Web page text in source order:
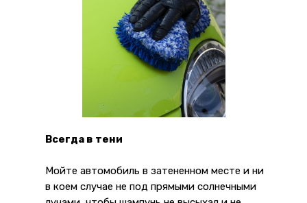
Всегда в тени
Мойте автомобиль в затененном месте и ни
в коем случае не под прямыми солнечными